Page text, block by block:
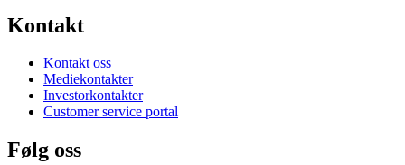
Kontakt
Kontakt oss
Mediekontakter
Investorkontakter
Customer service portal
Følg oss